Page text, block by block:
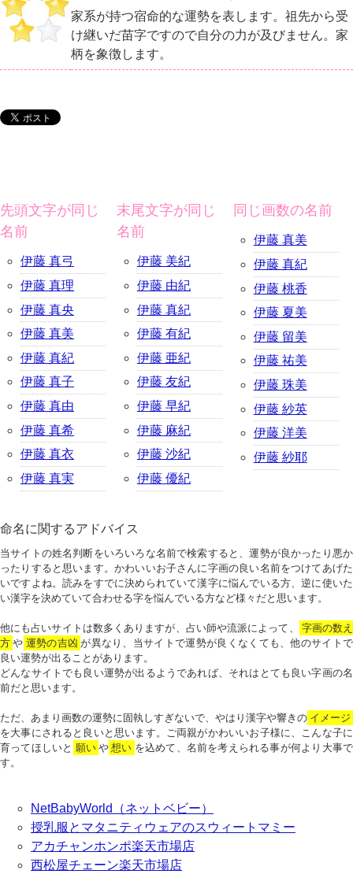
家系が持つ宿命的な運勢を表します。祖先から受
け継いだ苗字ですので自分の力が及びません。家
柄を象徴します。
先頭文字が同じ
名前
伊藤 真弓
伊藤 真理
伊藤 真央
伊藤 真美
伊藤 真紀
伊藤 真子
伊藤 真由
伊藤 真希
伊藤 真衣
伊藤 真実
末尾文字が同じ
名前
伊藤 美紀
伊藤 由紀
伊藤 真紀
伊藤 有紀
伊藤 亜紀
伊藤 友紀
伊藤 早紀
伊藤 麻紀
伊藤 沙紀
伊藤 優紀
同じ画数の名前
伊藤 真美
伊藤 真紀
伊藤 桃香
伊藤 夏美
伊藤 留美
伊藤 祐美
伊藤 珠美
伊藤 紗英
伊藤 洋美
伊藤 紗耶
命名に関するアドバイス
当サイトの姓名判断をいろいろな名前で検索すると、運勢が良かったり悪か
ったりすると思います。かわいいお子さんに字画の良い名前をつけてあげた
いですよね。読みをすでに決められていて漢字に悩んでいる方、逆に使いた
い漢字を決めていて合わせる字を悩んでいる方など様々だと思います。
他にも占いサイトは数多くありますが、占い師や流派によって、
字画の数え
方 や 運勢の吉凶 が異なり、当サイトで運勢が良くなくても、他のサイトで
良い運勢が出ることがあります。
どんなサイトでも良い運勢が出るようであれば、それはとても良い字画の名
前だと思います。
ただ、あまり画数の運勢に固執しすぎないで、やはり漢字や響きの イメージ
を大事にされると良いと思います。ご両親がかわいいお子様に、こんな子に
育ってほしいと 願い や 想い を込めて、名前を考えられる事が何より大事で
す。
NetBabyWorld（ネットベビー）
授乳服とマタニティウェアのスウィートマミー
アカチャンホンポ楽天市場店
西松屋チェーン楽天市場店